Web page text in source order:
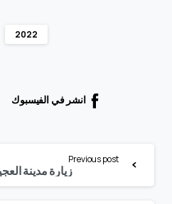
2022
انشر في الفيسبوك
متابعة
القراءة
Previous post
زيارة مدينة